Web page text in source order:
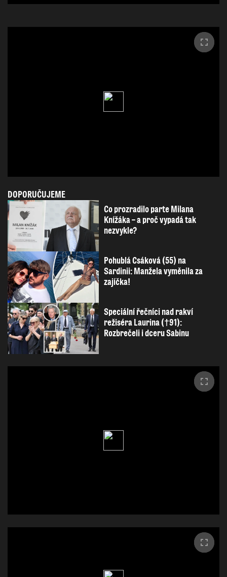
DOPORUČUJEME
Co prozradilo parte Milana
Knížáka – a proč vypadá tak
nezvykle?
Pohublá Csáková (55) na
Sardinii: Manžela vyměnila za
zajíčka!
Speciální řečníci nad rakví
režiséra Laurina (†91):
Rozbrečeli i dceru Sabinu